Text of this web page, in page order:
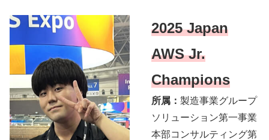
2025 Japan
AWS Jr.
Champions
所属： 製造事業グループ
ソリューション第一事業
本部コンサルティング第